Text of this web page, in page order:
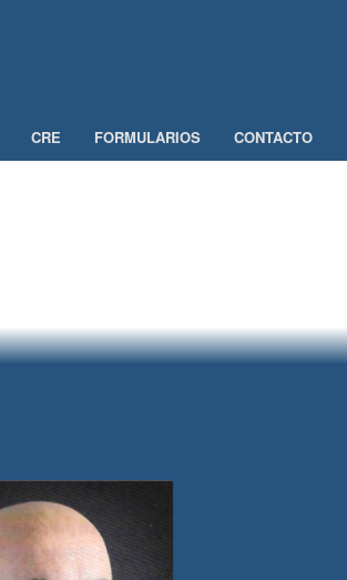
CRE FORMULARIOS CONTACTO